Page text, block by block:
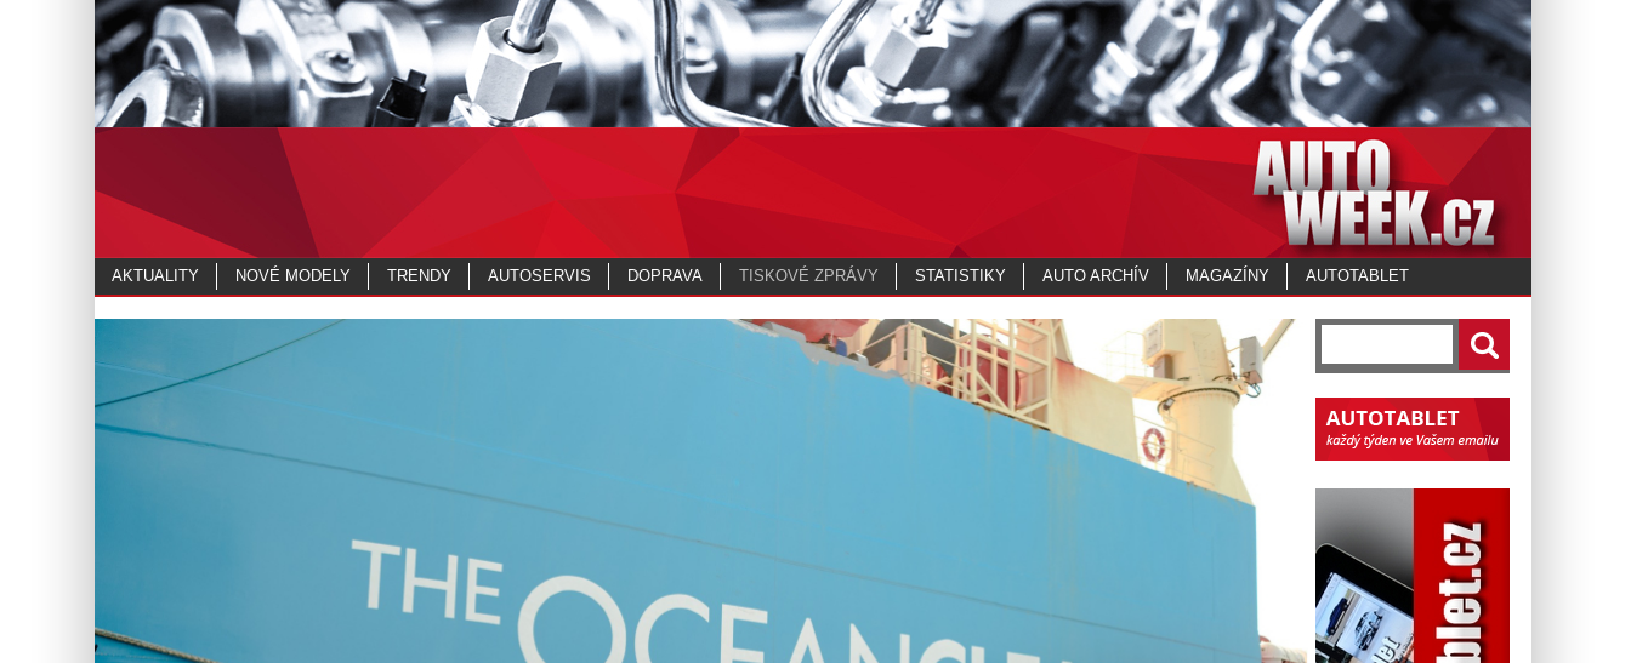
AKTUALITY NOVÉ MODELY TRENDY AUTOSERVIS DOPRAVA TISKOVÉ ZPRÁVY STATISTIKY AUTO ARCHÍV MAGAZÍNY AUTOTABLET